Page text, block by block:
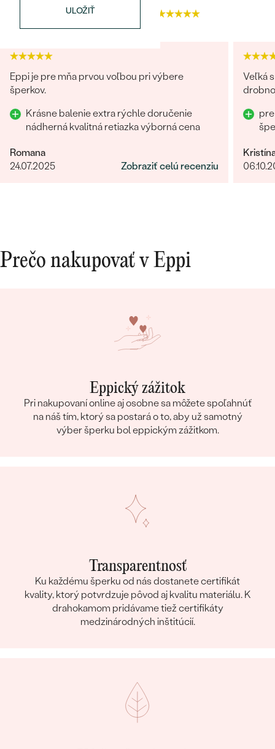
Bestsellery
ULOŽIŤ
4.9
Eppi je pre mňa prvou voľbou pri výbere
šperkov.
Krásne balenie extra rýchle doručenie
nádherná kvalitná retiazka výborná cena
Romana
24.07.2025
Zobraziť celú recenziu
Veľká
Prečo nakupovať v Eppi
Eppický zážitok
Pri nakupovaní online aj osobne sa môžete spoľahnúť
na náš tím, ktorý sa postará o to, aby už samotný
výber šperku bol eppickým zážitkom.
Transparentnosť
Ku každému šperku od nás dostanete certifikát
kvality, ktorý potvrdzuje pôvod aj kvalitu materiálu. K
drahokamom pridávame tiež certifikáty
medzinárodných inštitúcií.